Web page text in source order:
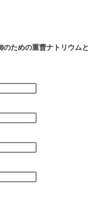
ための重曹ナトリウムと